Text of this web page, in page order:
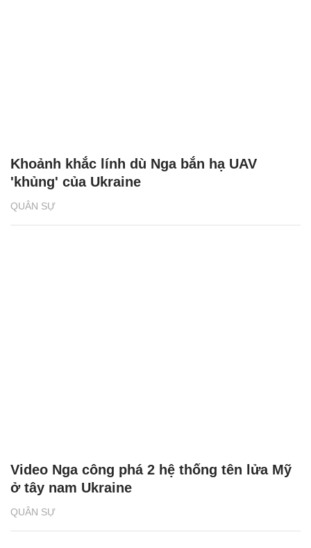
QUÂN SỰ
Khoảnh khắc lính dù Nga bắn hạ UAV
'khủng' của Ukraine
QUÂN SỰ
Video Nga công phá 2 hệ thống tên lửa Mỹ
ở tây nam Ukraine